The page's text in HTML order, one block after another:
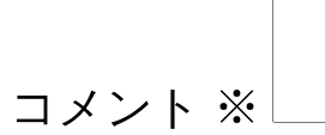
コメント ※